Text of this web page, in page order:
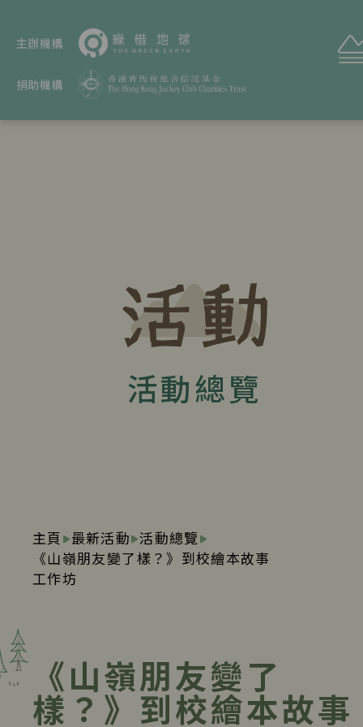
主辦機構
捐助機構
活動總覽
主頁 最新活動
活動總覽
《山嶺朋友變了樣？》到校繪本故事
工作坊
《山嶺朋友變了
樣？》到校繪本故事